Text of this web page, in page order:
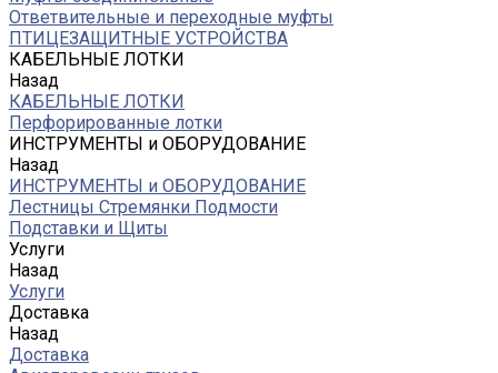
Ответвительные и переходные муфты
ПТИЦЕЗАЩИТНЫЕ УСТРОЙСТВА
КАБЕЛЬНЫЕ ЛОТКИ
Назад
КАБЕЛЬНЫЕ ЛОТКИ
Перфорированные лотки
ИНСТРУМЕНТЫ и ОБОРУДОВАНИЕ
Назад
ИНСТРУМЕНТЫ и ОБОРУДОВАНИЕ
Лестницы Стремянки Подмости
Подставки и Щиты
Услуги
Назад
Услуги
Доставка
Назад
Доставка